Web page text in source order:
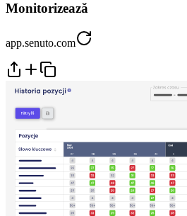
Monitorizează
app.senuto.com